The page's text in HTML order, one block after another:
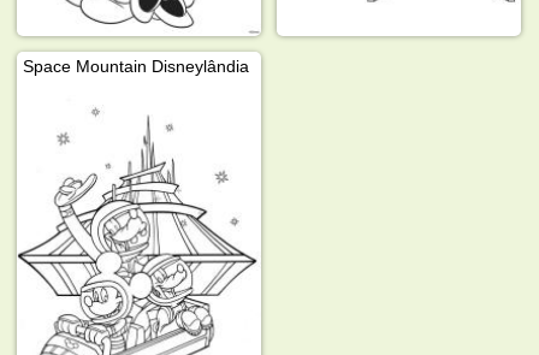
Space Mountain Disneylândia